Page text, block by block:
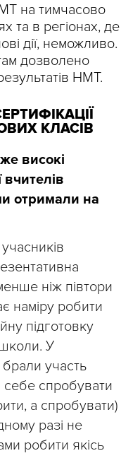
на тимчасово
та в регіонах, де
дії, неможливо.
дозволено
НМТ.
КЛАСІВ
високі
вчителів
отримали на
ніж півтори
наміру робити
підготовку
школи. У
брали участь
себе спробувати
а спробувати)
разі не
робити якісь